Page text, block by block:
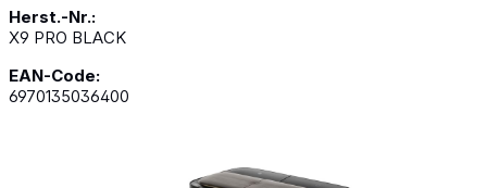
Herst.-Nr.:
X9 PRO BLACK
EAN-Code:
6970135036400
Bildergalerie überspringen